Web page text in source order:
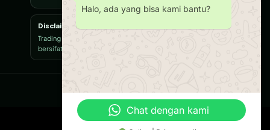
Disclaimer
Trading memiliki risiko dan tidak menjamin keuntungan. Konten
bersifat edukasi, bukan ajakan transaksi.
Halo, ada yang bisa kami bantu?
Chat dengan kami